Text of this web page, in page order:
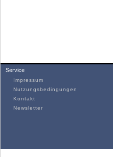
Service
Impressum
Nutzungsbedingungen
Kontakt
Newsletter